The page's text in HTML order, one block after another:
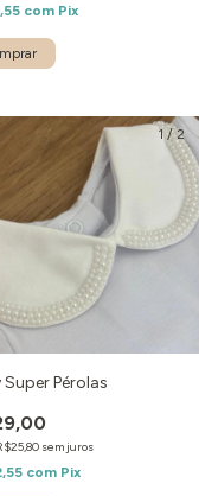
com Pix
1 /2
Pérolas
sem juros
com Pix